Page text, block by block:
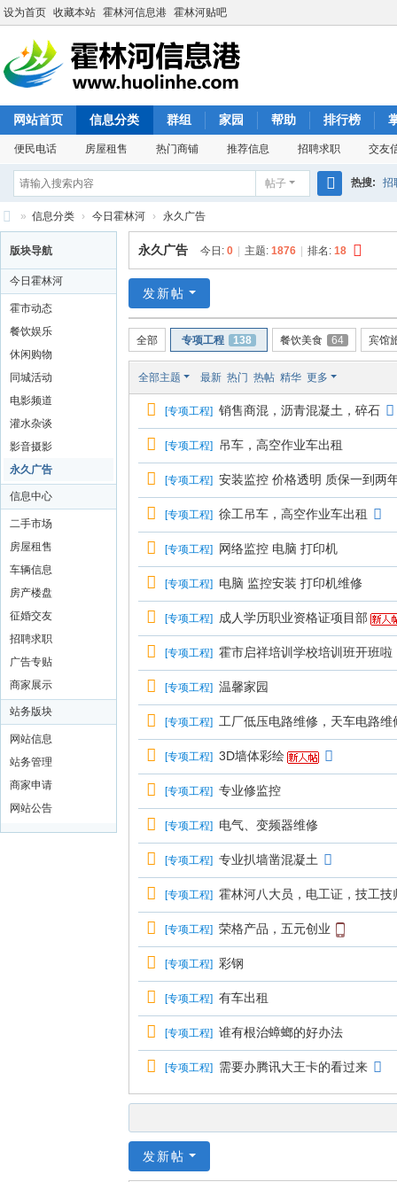
设为首页 收藏本站 霍林河信息港 霍林河贴吧
网站首页 信息分类 群组 家园 帮助 排行榜
便民电话 房屋租售 热门商铺 推荐信息 招聘求职 交友
帖子
索
热搜: 招
霍
林
河
港
» 信息分类 › 今日霍林河 › 永久广告
版块导航
今日霍林河
霍市动态
餐饮娱乐
休闲购物
同城活动
电影频道
灌水杂谈
影音摄影
永久广告
信息中心
二手市场
房屋租售
车辆信息
房产楼盘
征婚交友
招聘求职
广告专贴
商家展示
站务版块
网站信息
站务管理
商家申请
网站公告
永久广告 今日: 0 主题: 1876 排名: 18
发新帖
全部 专项工程 138 餐饮美食 64 宾馆
全部主题 最新 热门 热帖 精华 更多
[专项工程] 销售商混，沥青混凝土，碎石
[专项工程] 吊车，高空作业车出租
[专项工程] 安装监控 价格透明 质保一到两
[专项工程] 徐工吊车，高空作业车出租
[专项工程] 网络监控 电脑 打印机
[专项工程] 电脑 监控安装 打印机维修
[专项工程] 成人学历职业资格证项目部
[专项工程] 霍市启祥培训学校培训班开班啦
[专项工程] 温馨家园
[专项工程] 工厂低压电路维修，天车电路维
[专项工程] 3D墙体彩绘
[专项工程] 专业修监控
[专项工程] 电气、变频器维修
[专项工程] 专业扒墙凿混凝土
[专项工程] 霍林河八大员，电工证，技工技
[专项工程] 荣格产品，五元创业
[专项工程] 彩钢
[专项工程] 有车出租
[专项工程] 谁有根治蟑螂的好办法
[专项工程] 需要办腾讯大王卡的看过来
发新帖